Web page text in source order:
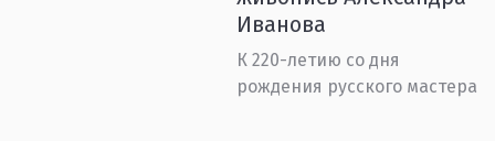
Иванова
К 220-летию со дня
рождения русского мастера